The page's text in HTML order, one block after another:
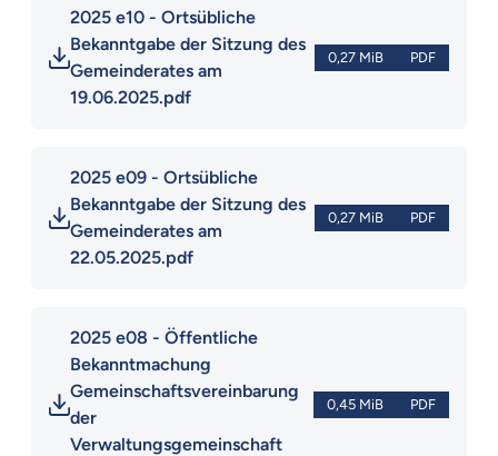
2025 e10 - Ortsübliche
Bekanntgabe der Sitzung des
Gemeinderates am
19.06.2025.pdf
0,27 MiB PDF
2025 e09 - Ortsübliche
Bekanntgabe der Sitzung des
Gemeinderates am
22.05.2025.pdf
0,27 MiB PDF
2025 e08 - Öffentliche
Bekanntmachung
Gemeinschaftsvereinbarung
der
Verwaltungsgemeinschaft
0,45 MiB PDF